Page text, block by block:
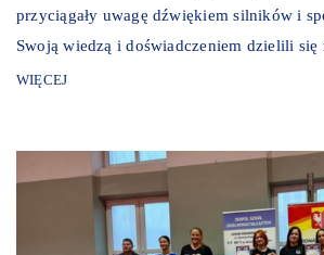
przyciągały uwagę dźwiękiem silników i
Swoją wiedzą i doświadczeniem dzielili
WIĘCEJ